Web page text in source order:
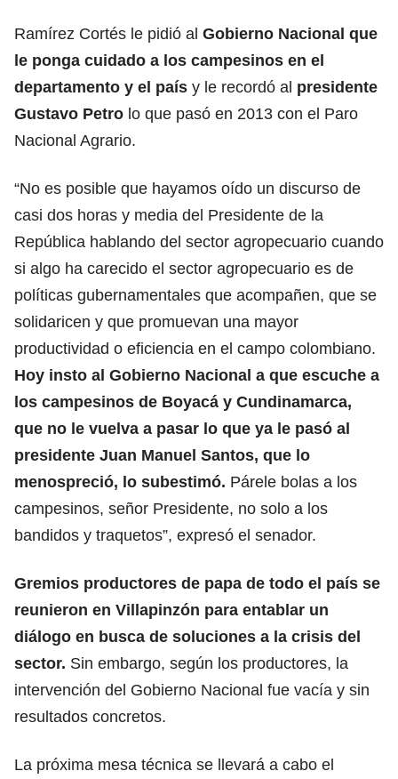
Ramírez Cortés le pidió al Gobierno Nacional que
le ponga cuidado a los campesinos en el
departamento y el país y le recordó al presidente
Gustavo Petro lo que pasó en 2013 con el Paro
Nacional Agrario.
“No es posible que hayamos oído un discurso de
casi dos horas y media del Presidente de la
República hablando del sector agropecuario cuando
si algo ha carecido el sector agropecuario es de
políticas gubernamentales que acompañen, que se
solidaricen y que promuevan una mayor
productividad o eficiencia en el campo colombiano.
Hoy insto al Gobierno Nacional a que escuche a
los campesinos de Boyacá y Cundinamarca,
que no le vuelva a pasar lo que ya le pasó al
presidente Juan Manuel Santos, que lo
menospreció, lo subestimó. Párele bolas a los
campesinos, señor Presidente, no solo a los
bandidos y traquetos”, expresó el senador.
Gremios productores de papa de todo el país se
reunieron en Villapinzón para entablar un
diálogo en busca de soluciones a la crisis del
sector. Sin embargo, según los productores, la
intervención del Gobierno Nacional fue vacía y sin
resultados concretos.
La próxima mesa técnica se llevará a cabo el